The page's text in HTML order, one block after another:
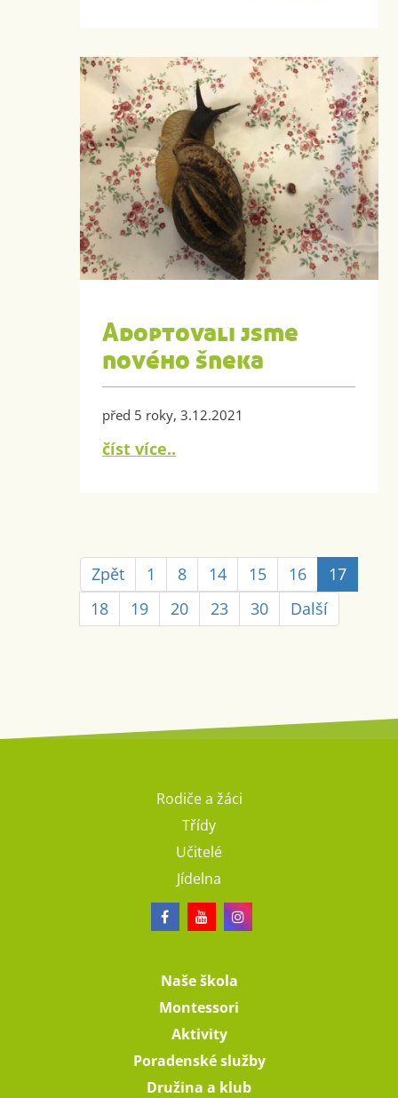
Adoptovali jsme
nového šneka
před 5 roky, 3.12.2021
číst více..
Zpět 1 8 14 15 16
17
18
19 20 23 30 Další
Rodiče a žáci
Třídy
Učitelé
Jídelna
Naše škola
Montessori
Aktivity
Poradenské služby
Družina a klub